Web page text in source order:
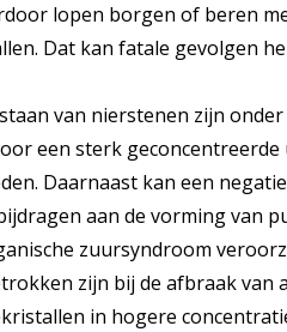
lopen borgen of beren
Dat kan fatale gevolgen
van nierstenen zijn
een sterk
Daarnaast kan een
aan de vorming van
zuursyndroom
zijn bij de afbraak van
in hogere